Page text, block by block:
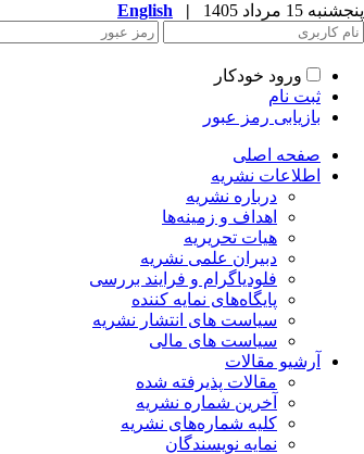
پنجشنبه 15 مرداد 1405 |
English
ورود خودکار
ثبت نام
بازیابی رمز عبور
صفحه اصلی
اطلاعات نشریه
درباره نشریه
اهداف و زمینه‌ها
هیات تحریریه
دبیران علمی نشریه
فلودیاگرام و فرایند بررسی
پایگاه‌های نمایه کننده
سیاست های انتشار نشریه
سیاست های مالی
آرشیو مقالات
مقالات پذیرفته شده
آخرین شماره نشریه
کلیه شماره‌های نشریه
نمایه نویسندگان